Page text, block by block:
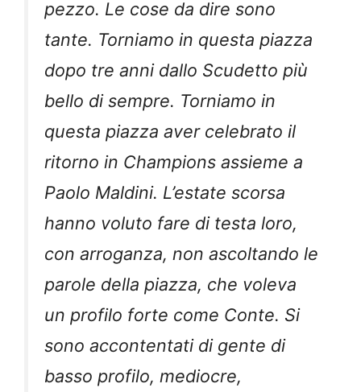
pezzo. Le cose da dire sono
tante. Torniamo in questa piazza
dopo tre anni dallo Scudetto più
bello di sempre. Torniamo in
questa piazza aver celebrato il
ritorno in Champions assieme a
Paolo Maldini. L’estate scorsa
hanno voluto fare di testa loro,
con arroganza, non ascoltando le
parole della piazza, che voleva
un profilo forte come Conte. Si
sono accontentati di gente di
basso profilo, mediocre,